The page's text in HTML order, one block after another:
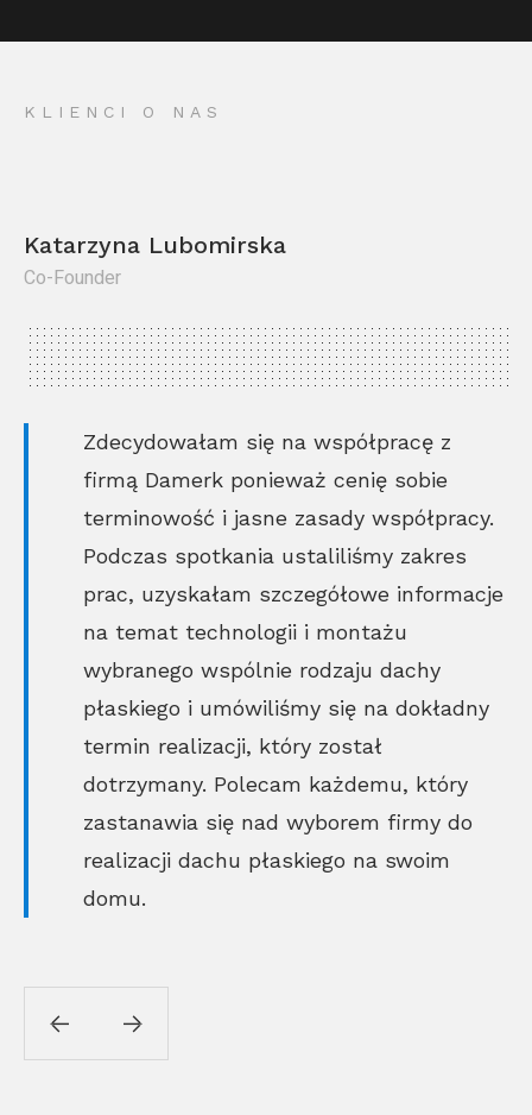
KLIENCI O NAS
Katarzyna Lubomirska
Co-Founder
Zdecydowałam się na współpracę z
firmą Damerk ponieważ cenię sobie
terminowość i jasne zasady współpracy.
Podczas spotkania ustaliliśmy zakres
prac, uzyskałam szczegółowe informacje
na temat technologii i montażu
wybranego wspólnie rodzaju dachy
płaskiego i umówiliśmy się na dokładny
termin realizacji, który został
dotrzymany. Polecam każdemu, który
zastanawia się nad wyborem firmy do
realizacji dachu płaskiego na swoim
domu.